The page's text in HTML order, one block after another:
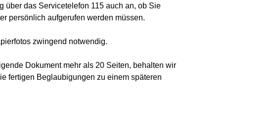
über das Servicetelefon 115 auch an, ob Sie
persönlich aufgerufen werden müssen.
zwingend notwendig.
Dokument mehr als 20 Seiten, behalten wir
fertigen Beglaubigungen zu einem späteren